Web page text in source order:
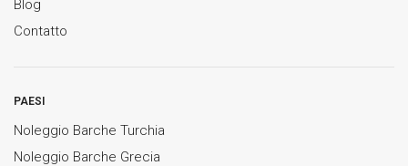
Blog
Contatto
PAESI
Noleggio Barche Turchia
Noleggio Barche Grecia